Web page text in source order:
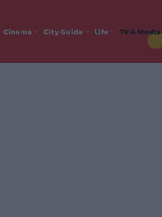
Cinema City Guide Life TV & Media